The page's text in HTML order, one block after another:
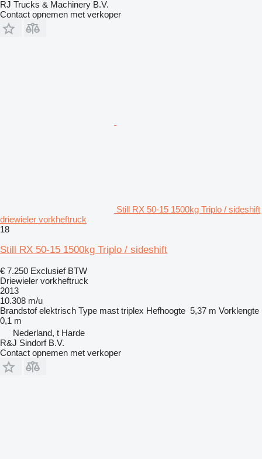
RJ Trucks & Machinery B.V.
Contact opnemen met verkoper
Still RX 50-15 1500kg Triplo / sideshift
driewieler vorkheftruck
18
Still RX 50-15 1500kg Triplo / sideshift
€ 7.250 Exclusief BTW
Driewieler vorkheftruck
2013
10.308 m/u
Brandstof elektrisch Type mast triplex Hefhoogte 5,37 m Vorklengte
0,1 m
Nederland, t Harde
R&J Sindorf B.V.
Contact opnemen met verkoper